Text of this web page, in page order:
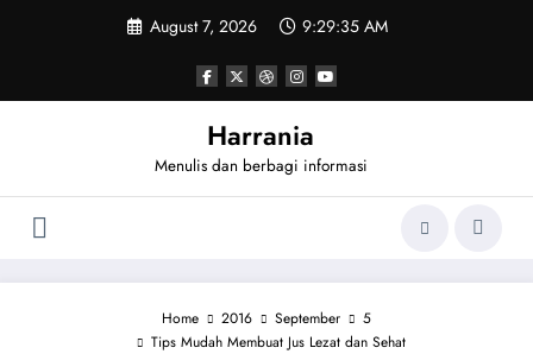
August 7, 2026 9:29:36 AM
Harrania
Menulis dan berbagi informasi
Home 2016 September
5
Tips Mudah Membuat Jus Lezat dan Sehat